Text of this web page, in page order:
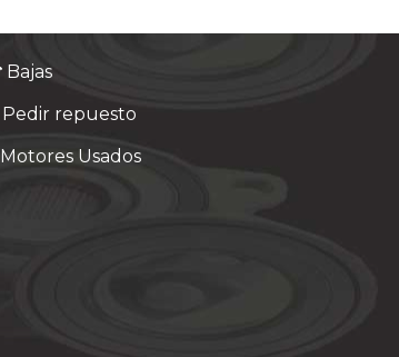
Bajas
Pedir repuesto
Motores Usados